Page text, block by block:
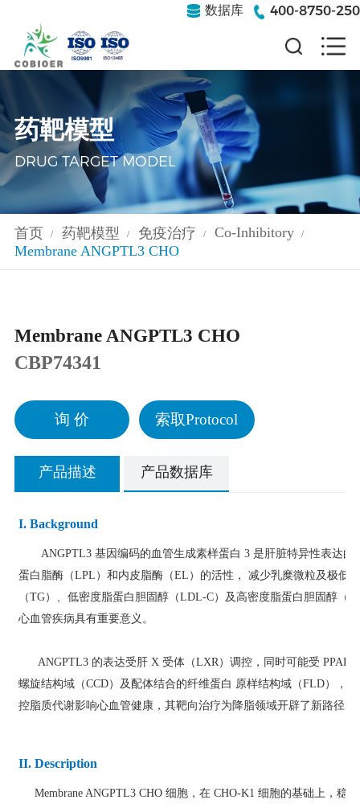
数据库 400-8750-250
药靶模型
DRUG TARGET MODEL
首页 / 药靶模型 / 免疫治疗 / Co-Inhibitory /
Membrane ANGPTL3 CHO
Membrane ANGPTL3 CHO
CBP74341
询 价 索取Protocol
产品描述 产品数据库
I. Background
ANGPTL3 基因编码的血管生成素样蛋白 3 是肝脏特异性表达的
蛋白脂酶（LPL）和内皮脂酶（EL）的活性， 减少乳糜微粒及极低
（TG）、低密度脂蛋白胆固醇（LDL-C）及高密度脂蛋白胆固醇
心血管疾病具有重要意义。
ANGPTL3 的表达受肝 X 受体（LXR）调控，同时可能受
螺旋结构域（CCD）及配体结合的纤维蛋白 原样结构域（FLD），
控脂质代谢影响心血管健康，其靶向治疗为降脂领域开辟了新路径
II. Description
Membrane ANGPTL3 CHO 细胞，在 CHO-K1 细胞的基础上，稳